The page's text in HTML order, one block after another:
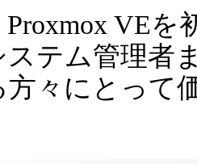
VE
ステム管理者
方々にとって